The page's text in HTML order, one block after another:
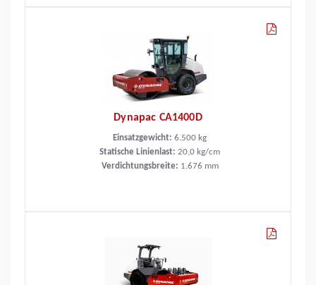
Dynapac CA1400D
Einsatzgewicht: 6.500 kg
Statische Linienlast: 20,0 kg/cm
Verdichtungsbreite: 1.676 mm